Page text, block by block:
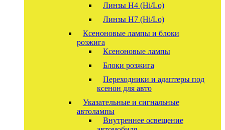
Линзы Н4 (Hi/Lo)
Линзы Н7 (Hi/Lo)
Ксеноновые лампы и блоки
розжига
Ксеноновые лампы
Блоки розжига
Переходники и адаптеры под
ксенон для авто
Указательные и сигнальные
автолампы
Внутреннее освещение